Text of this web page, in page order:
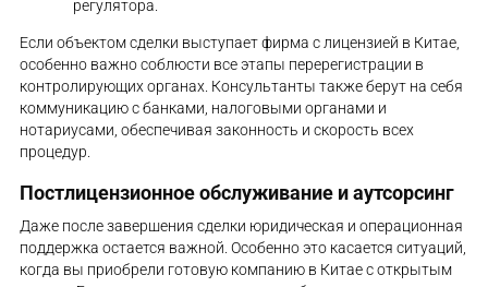
регулятора.
Если объектом сделки выступает фирма с лицензией в Китае,
особенно важно соблюсти все этапы перерегистрации в
контролирующих органах. Консультанты также берут на себя
коммуникацию с банками, налоговыми органами и
нотариусами, обеспечивая законность и скорость всех
процедур.
Постлицензионное обслуживание и аутсорсинг
Даже после завершения сделки юридическая и операционная
поддержка остается важной. Особенно это касается ситуаций,
когда вы приобрели готовую компанию в Китае с открытым